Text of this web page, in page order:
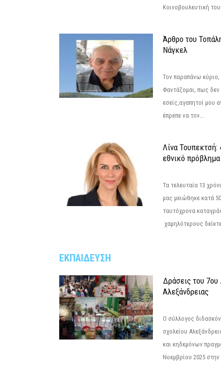
Κοινοβουλευτική
Άρθρο του
Νάγκελ
Τον παραπάνω
Φαντάζομαι, πως δεν
εσείς,αγαπητοί μου
έπρεπε να τον...
Λίνα Τουπεκτσή:
εθνικό πρόβλημα
Τα τελευταία 13
μας μειώθηκε κατά
ταυτόχρονα
χαμηλότερους
ΕΚΠΑΙΔΕΥΣΗ
Δράσεις του 7ου
Αλεξάνδρειας
Ο σύλλογος
σχολείου
και κηδεμόνων
Νοεμβρίου 2025